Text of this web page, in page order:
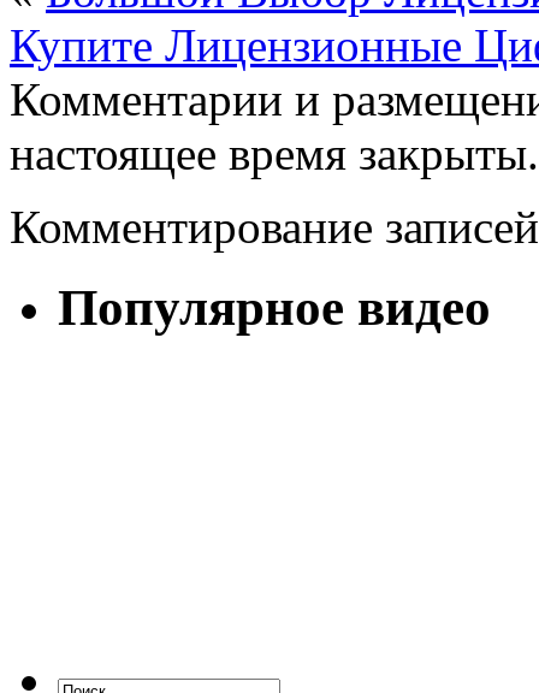
Купите Лицензионные
Комментарии и
настоящее время закрыты.
Комментирование
Популярное видео